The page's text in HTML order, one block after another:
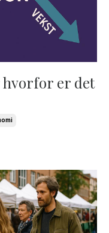
hvorfor er det